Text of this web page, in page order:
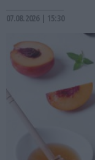
07.08.2026 | 15:30